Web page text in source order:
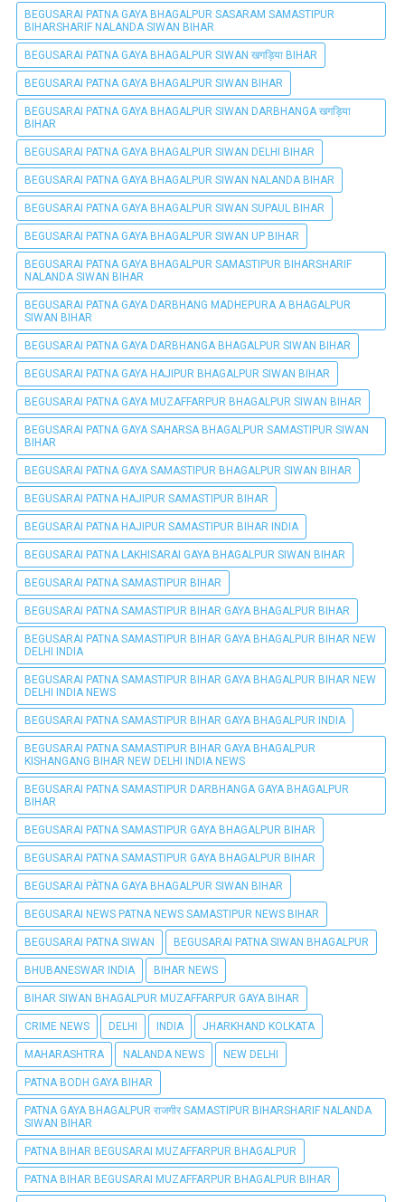
BEGUSARAI PATNA GAYA BHAGALPUR SASARAM SAMASTIPUR
BIHARSHARIF NALANDA SIWAN BIHAR
BEGUSARAI PATNA GAYA BHAGALPUR SIWAN खगड़िया BIHAR
BEGUSARAI PATNA GAYA BHAGALPUR SIWAN BIHAR
BEGUSARAI PATNA GAYA BHAGALPUR SIWAN DARBHANGA खगड़िया
BIHAR
BEGUSARAI PATNA GAYA BHAGALPUR SIWAN DELHI BIHAR
BEGUSARAI PATNA GAYA BHAGALPUR SIWAN NALANDA BIHAR
BEGUSARAI PATNA GAYA BHAGALPUR SIWAN SUPAUL BIHAR
BEGUSARAI PATNA GAYA BHAGALPUR SIWAN UP BIHAR
BEGUSARAI PATNA GAYA BHAGALPUR SAMASTIPUR BIHARSHARIF
NALANDA SIWAN BIHAR
BEGUSARAI PATNA GAYA DARBHANG MADHEPURA A BHAGALPUR
SIWAN BIHAR
BEGUSARAI PATNA GAYA DARBHANGA BHAGALPUR SIWAN BIHAR
BEGUSARAI PATNA GAYA HAJIPUR BHAGALPUR SIWAN BIHAR
BEGUSARAI PATNA GAYA MUZAFFARPUR BHAGALPUR SIWAN BIHAR
BEGUSARAI PATNA GAYA SAHARSA BHAGALPUR SAMASTIPUR SIWAN
BIHAR
BEGUSARAI PATNA GAYA SAMASTIPUR BHAGALPUR SIWAN BIHAR
BEGUSARAI PATNA HAJIPUR SAMASTIPUR BIHAR
BEGUSARAI PATNA HAJIPUR SAMASTIPUR BIHAR INDIA
BEGUSARAI PATNA LAKHISARAI GAYA BHAGALPUR SIWAN BIHAR
BEGUSARAI PATNA SAMASTIPUR BIHAR
BEGUSARAI PATNA SAMASTIPUR BIHAR GAYA BHAGALPUR BIHAR
BEGUSARAI PATNA SAMASTIPUR BIHAR GAYA BHAGALPUR BIHAR NEW
DELHI INDIA
BEGUSARAI PATNA SAMASTIPUR BIHAR GAYA BHAGALPUR BIHAR NEW
DELHI INDIA NEWS
BEGUSARAI PATNA SAMASTIPUR BIHAR GAYA BHAGALPUR INDIA
BEGUSARAI PATNA SAMASTIPUR BIHAR GAYA BHAGALPUR
KISHANGANG BIHAR NEW DELHI INDIA NEWS
BEGUSARAI PATNA SAMASTIPUR DARBHANGA GAYA BHAGALPUR
BIHAR
BEGUSARAI PATNA SAMASTIPUR GAYA BHAGALPUR BIHAR
BEGUSARAI PATNA SAMASTIPUR GAYA BHAGALPUR BIHAR
BEGUSARAI PÀTNA GAYA BHAGALPUR SIWAN BIHAR
BEGUSARAI NEWS PATNA NEWS SAMASTIPUR NEWS BIHAR
BEGUSARAI PATNA SIWAN BEGUSARAI PATNA SIWAN BHAGALPUR
BHUBANESWAR INDIA BIHAR NEWS
BIHAR SIWAN BHAGALPUR MUZAFFARPUR GAYA BIHAR
CRIME NEWS DELHI INDIA JHARKHAND KOLKATA
MAHARASHTRA NALANDA NEWS NEW DELHI
PATNA BODH GAYA BIHAR
PATNA GAYA BHAGALPUR राजगीर SAMASTIPUR BIHARSHARIF NALANDA
SIWAN BIHAR
PATNA BIHAR BEGUSARAI MUZAFFARPUR BHAGALPUR
PATNA BIHAR BEGUSARAI MUZAFFARPUR BHAGALPUR BIHAR